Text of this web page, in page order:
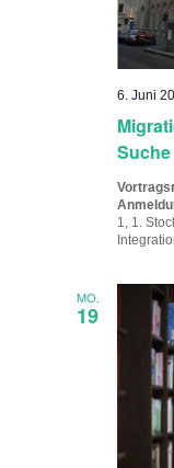
Suche
6. Juni
1, 1.
MO.
19